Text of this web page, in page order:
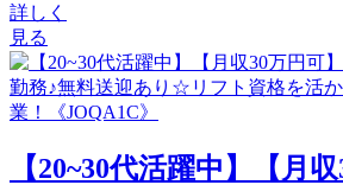
詳しく
見る
【20~30代活躍中】【月